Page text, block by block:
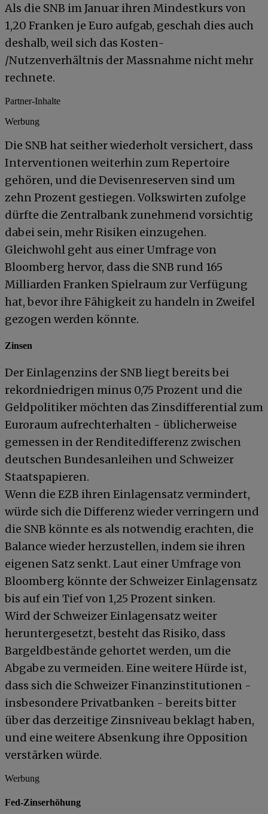
Als die SNB im Januar ihren Mindestkurs von
1,20 Franken je Euro aufgab, geschah dies auch
deshalb, weil sich das Kosten-
/Nutzenverhältnis der Massnahme nicht mehr
rechnete.
Partner-Inhalte
Werbung
Die SNB hat seither wiederholt versichert, dass
Interventionen weiterhin zum Repertoire
gehören, und die Devisenreserven sind um
zehn Prozent gestiegen. Volkswirten zufolge
dürfte die Zentralbank zunehmend vorsichtig
dabei sein, mehr Risiken einzugehen.
Gleichwohl geht aus einer Umfrage von
Bloomberg hervor, dass die SNB rund 165
Milliarden Franken Spielraum zur Verfügung
hat, bevor ihre Fähigkeit zu handeln in Zweifel
gezogen werden könnte.
Zinsen
Der Einlagenzins der SNB liegt bereits bei
rekordniedrigen minus 0,75 Prozent und die
Geldpolitiker möchten das Zinsdifferential zum
Euroraum aufrechterhalten - üblicherweise
gemessen in der Renditedifferenz zwischen
deutschen Bundesanleihen und Schweizer
Staatspapieren.
Wenn die EZB ihren Einlagensatz vermindert,
würde sich die Differenz wieder verringern und
die SNB könnte es als notwendig erachten, die
Balance wieder herzustellen, indem sie ihren
eigenen Satz senkt. Laut einer Umfrage von
Bloomberg könnte der Schweizer Einlagensatz
bis auf ein Tief von 1,25 Prozent sinken.
Wird der Schweizer Einlagensatz weiter
heruntergesetzt, besteht das Risiko, dass
Bargeldbestände gehortet werden, um die
Abgabe zu vermeiden. Eine weitere Hürde ist,
dass sich die Schweizer Finanzinstitutionen -
insbesondere Privatbanken - bereits bitter
über das derzeitige Zinsniveau beklagt haben,
und eine weitere Absenkung ihre Opposition
verstärken würde.
Werbung
Fed-Zinserhöhung